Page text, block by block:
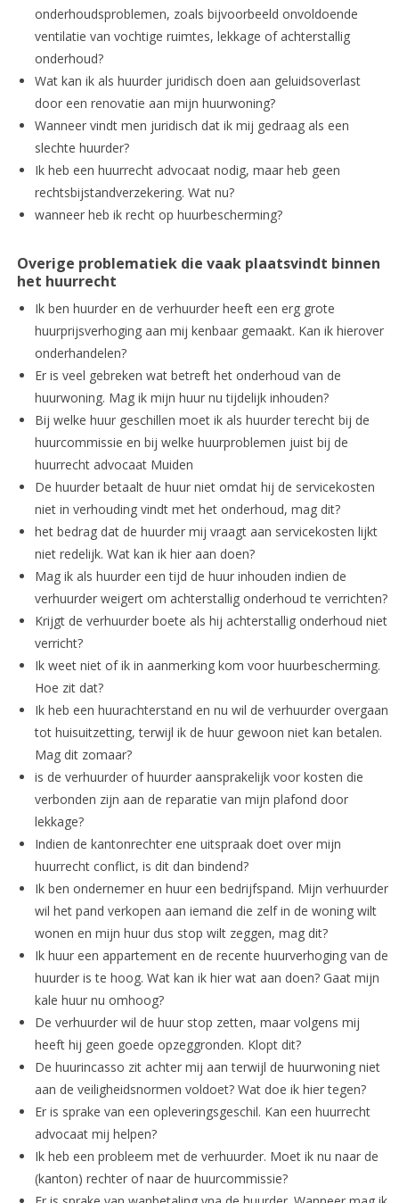
onderhoudsproblemen, zoals bijvoorbeeld onvoldoende
ventilatie van vochtige ruimtes, lekkage of achterstallig
onderhoud?
Wat kan ik als huurder juridisch doen aan geluidsoverlast
door een renovatie aan mijn huurwoning?
Wanneer vindt men juridisch dat ik mij gedraag als een
slechte huurder?
Ik heb een huurrecht advocaat nodig, maar heb geen
rechtsbijstandverzekering. Wat nu?
wanneer heb ik recht op huurbescherming?
Overige problematiek die vaak plaatsvindt binnen
het huurrecht
Ik ben huurder en de verhuurder heeft een erg grote
huurprijsverhoging aan mij kenbaar gemaakt. Kan ik hierover
onderhandelen?
Er is veel gebreken wat betreft het onderhoud van de
huurwoning. Mag ik mijn huur nu tijdelijk inhouden?
Bij welke huur geschillen moet ik als huurder terecht bij de
huurcommissie en bij welke huurproblemen juist bij de
huurrecht advocaat Muiden
De huurder betaalt de huur niet omdat hij de servicekosten
niet in verhouding vindt met het onderhoud, mag dit?
het bedrag dat de huurder mij vraagt aan servicekosten lijkt
niet redelijk. Wat kan ik hier aan doen?
Mag ik als huurder een tijd de huur inhouden indien de
verhuurder weigert om achterstallig onderhoud te verrichten?
Krijgt de verhuurder boete als hij achterstallig onderhoud niet
verricht?
Ik weet niet of ik in aanmerking kom voor huurbescherming.
Hoe zit dat?
Ik heb een huurachterstand en nu wil de verhuurder overgaan
tot huisuitzetting, terwijl ik de huur gewoon niet kan betalen.
Mag dit zomaar?
is de verhuurder of huurder aansprakelijk voor kosten die
verbonden zijn aan de reparatie van mijn plafond door
lekkage?
Indien de kantonrechter ene uitspraak doet over mijn
huurrecht conflict, is dit dan bindend?
Ik ben ondernemer en huur een bedrijfspand. Mijn verhuurder
wil het pand verkopen aan iemand die zelf in de woning wilt
wonen en mijn huur dus stop wilt zeggen, mag dit?
Ik huur een appartement en de recente huurverhoging van de
huurder is te hoog. Wat kan ik hier wat aan doen? Gaat mijn
kale huur nu omhoog?
De verhuurder wil de huur stop zetten, maar volgens mij
heeft hij geen goede opzeggronden. Klopt dit?
De huurincasso zit achter mij aan terwijl de huurwoning niet
aan de veiligheidsnormen voldoet? Wat doe ik hier tegen?
Er is sprake van een opleveringsgeschil. Kan een huurrecht
advocaat mij helpen?
Ik heb een probleem met de verhuurder. Moet ik nu naar de
(kanton) rechter of naar de huurcommissie?